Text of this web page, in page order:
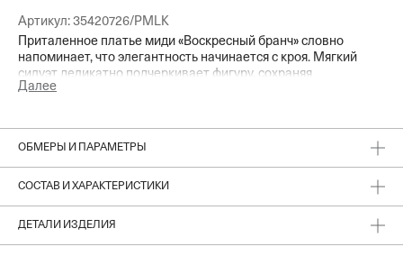
Артикул: 35420726/PMLK
Приталенное платье миди «Воскресный бранч» словно
напоминает, что элегантность начинается с кроя. Мягкий
силуэт деликатно подчеркивает фигуру, сохраняя
естественность и комфорт, акцентные рукава,
вам захочется провести на веранде или в кругу друзей.
Далее
ОБМЕРЫ И ПАРАМЕТРЫ
СОСТАВ И ХАРАКТЕРИСТИКИ
ДЕТАЛИ ИЗДЕЛИЯ